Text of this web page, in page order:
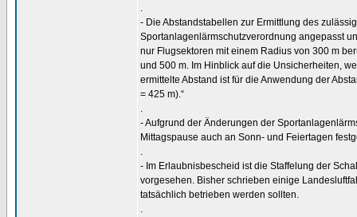
.
- Die Abstandstabellen zur Ermittlung des
Sportanlagenlärmschutzverordnung angepasst
nur Flugsektoren mit einem Radius von 300 m
und 500 m. Im Hinblick auf die Unsicherheiten,
ermittelte Abstand ist für die Anwendung der
= 425 m).“
.
- Aufgrund der Änderungen der
Mittagspause auch an Sonn- und Feiertagen
.
- Im Erlaubnisbescheid ist die Staffelung der
vorgesehen. Bisher schrieben einige
tatsächlich betrieben werden sollten.
.